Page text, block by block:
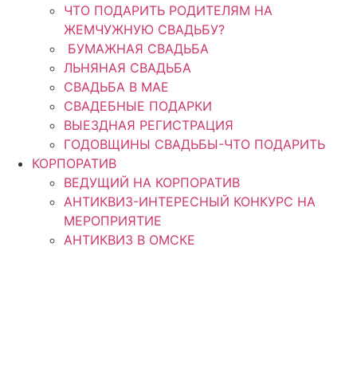
ЧТО ПОДАРИТЬ РОДИТЕЛЯМ НА
ЖЕМЧУЖНУЮ СВАДЬБУ?
БУМАЖНАЯ СВАДЬБА
ЛЬНЯНАЯ СВАДЬБА
СВАДЬБА В МАЕ
СВАДЕБНЫЕ ПОДАРКИ
ВЫЕЗДНАЯ РЕГИСТРАЦИЯ
ГОДОВЩИНЫ СВАДЬБЫ-ЧТО ПОДАРИТЬ
КОРПОРАТИВ
ВЕДУЩИЙ НА КОРПОРАТИВ
АНТИКВИЗ-ИНТЕРЕСНЫЙ КОНКУРС НА
МЕРОПРИЯТИЕ
АНТИКВИЗ В ОМСКЕ